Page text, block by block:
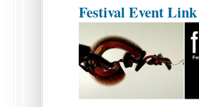
Festival Event Link